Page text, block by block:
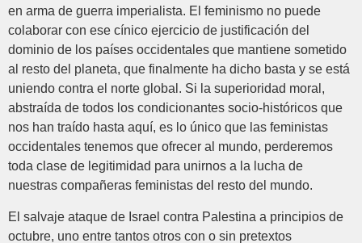
en arma de guerra imperialista. El feminismo no puede
colaborar con ese cínico ejercicio de justificación del
dominio de los países occidentales que mantiene sometido
al resto del planeta, que finalmente ha dicho basta y se está
uniendo contra el norte global. Si la superioridad moral,
abstraída de todos los condicionantes socio-históricos que
nos han traído hasta aquí, es lo único que las feministas
occidentales tenemos que ofrecer al mundo, perderemos
toda clase de legitimidad para unirnos a la lucha de
nuestras compañeras feministas del resto del mundo.
El salvaje ataque de Israel contra Palestina a principios de
octubre, uno entre tantos otros con o sin pretextos